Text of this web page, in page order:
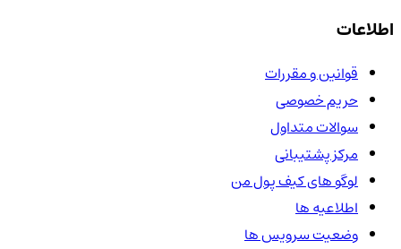
اطلاعات
قوانین و مقررات
حریم خصوصی
سوالات متداول
مرکز پشتیبانی
لوگو های کیف پول من
اطلاعیه ها
وضعیت سرویس ها